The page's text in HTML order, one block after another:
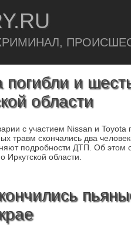
погибли и
области
с участием Nissan и Toyota
травм скончались два
подробности ДТП. Об этом
области.